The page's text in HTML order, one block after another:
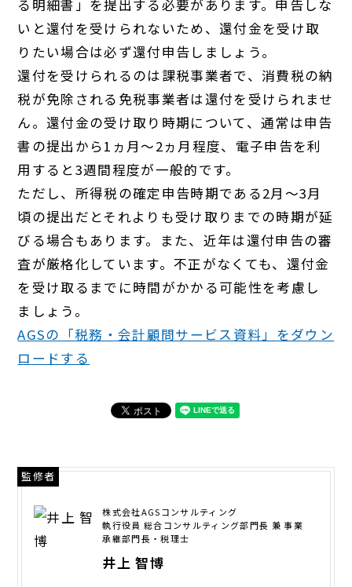
る明細書」を提出する必要があります。申告しな
いと還付を受けられないため、還付金を受け取
りたい場合は必ず還付申告しましょう。
還付を受けられるのは課税事業者で、消費税の納
税が免除される免税事業者は還付を受けられませ
ん。還付金の受け取り時期について、通常は申告
書の提出から1ヵ月～2ヵ月程度、電子申告を利
用すると3週間程度が一般的です。
ただし、所得税の確定申告時期である2月～3月
頃の提出だとそれよりも受け取りまでの時期が延
びる場合もあります。また、近年は還付申告の審
査が厳格化しています。不正がなくても、還付金
を受け取るまでに時間がかかる可能性を考慮し
ましょう。
AGSの「税務・会計顧問サービス資料」をダウン
ロードする
監修者
株式会社AGSコンサルティング
執行役員 総合コンサルティング部門長 兼 事業
承継部門長・税理士
井上 智博